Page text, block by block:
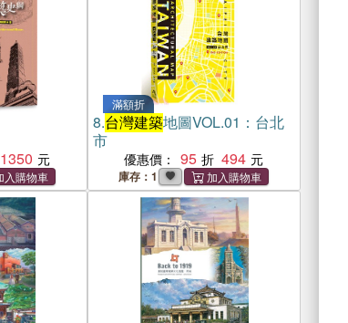
1350
滿額折
8.台灣建築地圖VOL.01：台北
市
優惠價： 95 494
庫存：1